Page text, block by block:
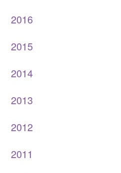
2016
2015
2014
2013
2012
2011